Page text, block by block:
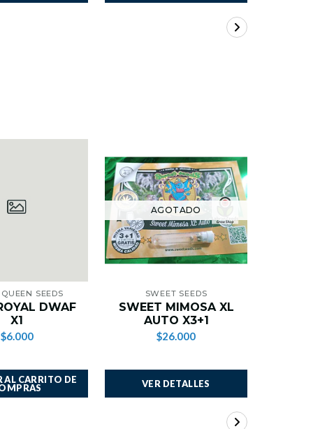
SEEDS
DWAF
X1
$6.000
AL CARRITO DE
AGOTADO
SWEET SEEDS
SWEET MIMOSA XL
AUTO X3+1
$26.000
VER DETALLES